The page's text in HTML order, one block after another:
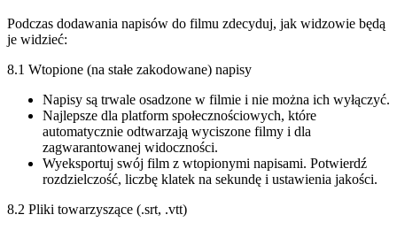
Podczas dodawania napisów do filmu zdecyduj, jak widzowie będą
je widzieć:
8.1 Wtopione (na stałe zakodowane) napisy
Napisy są trwale osadzone w filmie i nie można ich wyłączyć.
Najlepsze dla platform społecznościowych, które
automatycznie odtwarzają wyciszone filmy i dla
zagwarantowanej widoczności.
Wyeksportuj swój film z wtopionymi napisami. Potwierdź
rozdzielczość, liczbę klatek na sekundę i ustawienia jakości.
8.2 Pliki towarzyszące (.srt, .vtt)